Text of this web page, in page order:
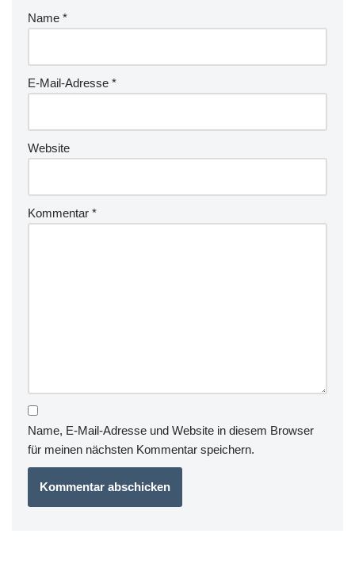
Name *
E-Mail-Adresse *
Website
Kommentar *
Name, E-Mail-Adresse und Website in diesem Browser
für meinen nächsten Kommentar speichern.